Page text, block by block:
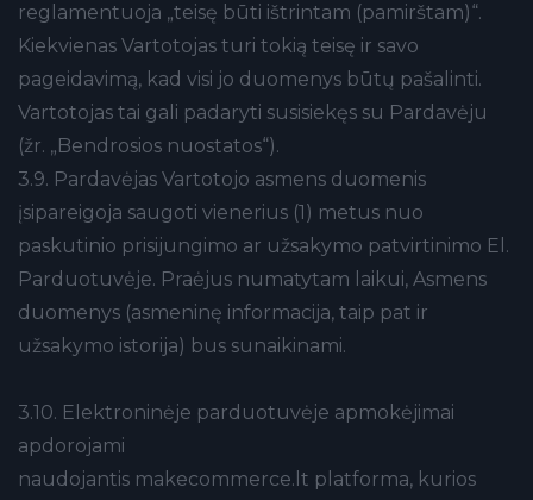
reglamentuoja „teisę būti ištrintam (pamirštam)“.
Kiekvienas Vartotojas turi tokią teisę ir savo
pageidavimą, kad visi jo duomenys būtų pašalinti.
Vartotojas tai gali padaryti susisiekęs su Pardavėju
(žr. „Bendrosios nuostatos“).
3.9. Pardavėjas Vartotojo asmens duomenis
įsipareigoja saugoti vienerius (1) metus nuo
paskutinio prisijungimo ar užsakymo patvirtinimo El.
Parduotuvėje. Praėjus numatytam laikui, Asmens
duomenys (asmeninę informacija, taip pat ir
užsakymo istorija) bus sunaikinami.
3.10. Elektroninėje parduotuvėje apmokėjimai
apdorojami
naudojantis makecommerce.lt platforma, kurios